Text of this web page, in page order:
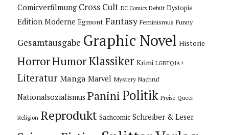
Comicverfilmung Cross Cult DC Comics Debüt Dystopie
Edition Moderne Egmont Fantasy Feminismus Funny
Gesamtausgabe Graphic Novel Historie
HorrorHumorKlassiker Krimi LGBTQIA+
Literatur Manga Marvel Mystery Nachruf
Nationalsozialismus Panini Politik Preise Queer
Religion Reprodukt Sachcomic Schreiber & Leser